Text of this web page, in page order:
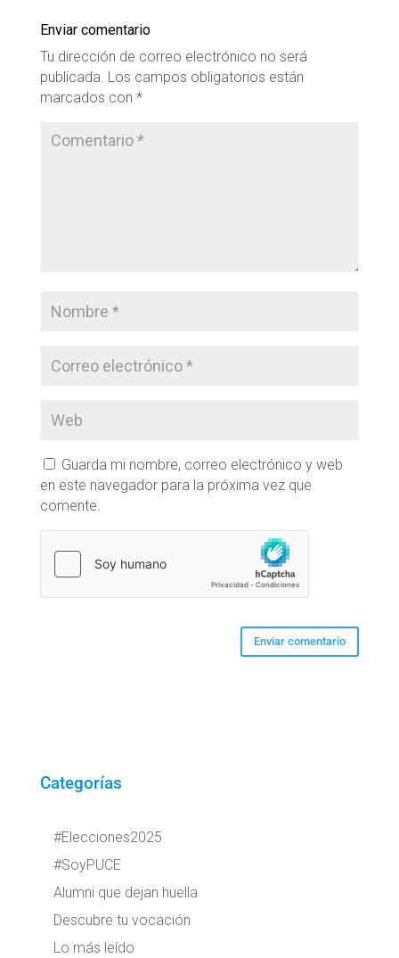
Enviar comentario
Tu dirección de correo electrónico no será
publicada. Los campos obligatorios están
marcados con *
Guarda mi nombre, correo electrónico y web
en este navegador para la próxima vez que
comente.
Categorías
#Elecciones2025
#SoyPUCE
Alumni que dejan huella
Descubre tu vocación
Lo más leído